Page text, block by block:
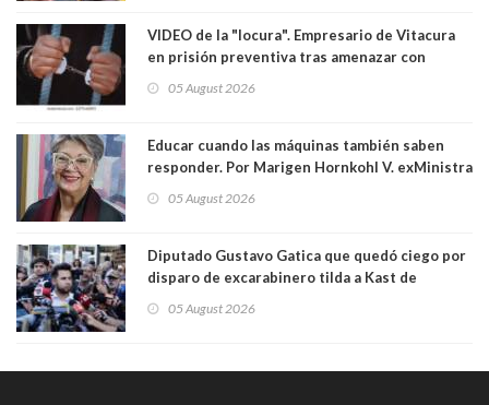
VIDEO de la "locura". Empresario de Vitacura
en prisión preventiva tras amenazar con
Los persiguió en potente camioneta
05 August 2026
Educar cuando las máquinas también saben
responder. Por Marigen Hornkohl V. exMinistra
05 August 2026
Diputado Gustavo Gatica que quedó ciego por
disparo de excarabinero tilda a Kast de
absolución del exuniformado. Presidente DC
05 August 2026